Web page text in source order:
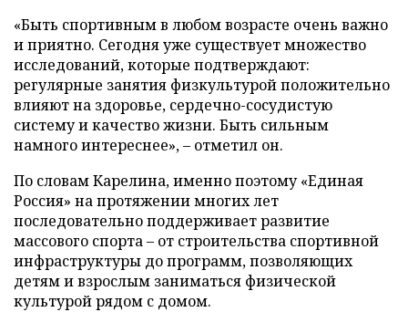
«Быть спортивным в любом возрасте очень важно
и приятно. Сегодня уже существует множество
исследований, которые подтверждают:
регулярные занятия физкультурой положительно
влияют на здоровье, сердечно-сосудистую
систему и качество жизни. Быть сильным
намного интереснее», – отметил он.
По словам Карелина, именно поэтому «Единая
Россия» на протяжении многих лет
последовательно поддерживает развитие
массового спорта – от строительства спортивной
инфраструктуры до программ, позволяющих
детям и взрослым заниматься физической
культурой рядом с домом.